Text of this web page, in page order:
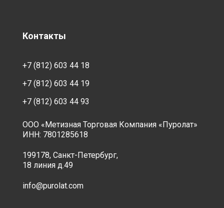
Контакты
+7 (812) 603 44 18
+7 (812) 603 44 19
+7 (812) 603 44 93
ООО «Метизная Торговая Компания «Пуролат»
ИНН: 7801285618
199178, Санкт-Петербург,
18 линия д.49
info@purolat.com